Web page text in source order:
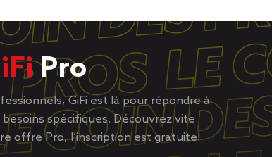
Pro
GiFi est là pour répondre à
besoins spécifiques. Découvrez vite
offre Pro, l’inscription est gratuite!